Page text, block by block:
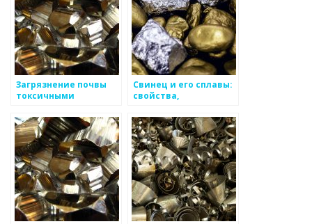
Загрязнение почвы
токсичными
последствия
Свинец и его сплавы:
свойства,
особенности